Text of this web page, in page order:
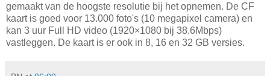
gemaakt van de hoogste resolutie bij het opnemen. De CF
kaart is goed voor 13.000 foto's (10 megapixel camera) en
kan 3 uur Full HD video (1920×1080 bij 38.6Mbps)
vastleggen. De kaart is er ook in 8, 16 en 32 GB versies.